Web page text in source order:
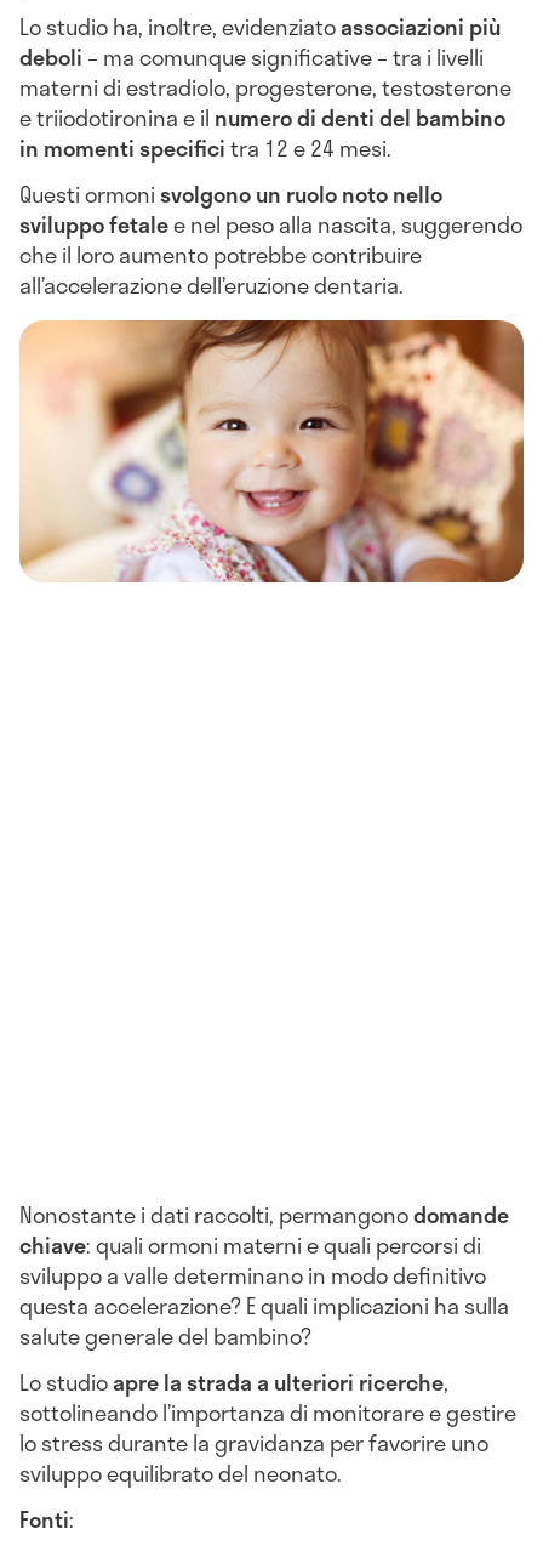
Lo studio ha, inoltre, evidenziatoassociazioni più
deboli – ma comunque significative – tra i livelli
materni di estradiolo, progesterone, testosterone
e triiodotironina e il numero di denti del bambino
in momenti specificitra 12 e 24 mesi.
Questi ormonisvolgono un ruolo noto nello
sviluppo fetalee nel peso alla nascita, suggerendo
che il loro aumento potrebbe contribuire
all’accelerazione dell’eruzione dentaria.
Nonostante i dati raccolti, permangonodomande
chiave: quali ormoni materni e quali percorsi di
sviluppo a valle determinano in modo definitivo
questa accelerazione? E quali implicazioni ha sulla
salute generale del bambino?
Lo studioapre la strada a ulteriori ricerche,
sottolineando l’importanza di monitorare e gestire
lo stress durante la gravidanza per favorire uno
sviluppo equilibrato del neonato.
Fonti: